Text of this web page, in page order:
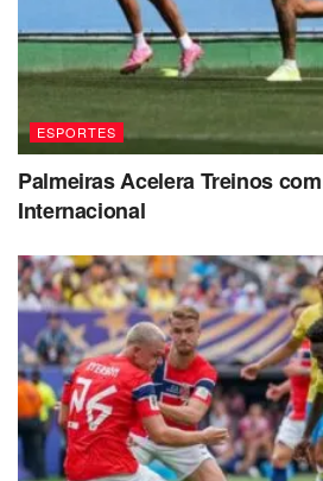
ESPORTES
Palmeiras Acelera Treinos
Internacional